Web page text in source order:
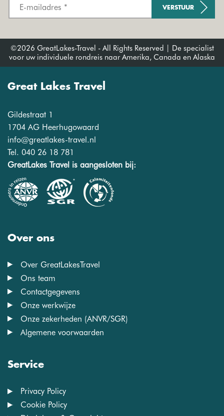
VERSTUUR
©2026 GreatLakes-Travel - All Rights Reserved | De specialist
voor uw individuele rondreis naar Amerika, Canada en Alaska
Great Lakes Travel
Gildestraat 1
1704 AG Heerhugowaard
info@greatlakes-travel.nl
Tel. 040 26 18 781
GreatLakes Travel is aangesloten bij:
Over ons
Over GreatLakesTravel
Ons team
Contactgegevens
Onze werkwijze
Onze zekerheden (ANVR/SGR)
Algemene voorwaarden
Service
Privacy Policy
Cookie Policy